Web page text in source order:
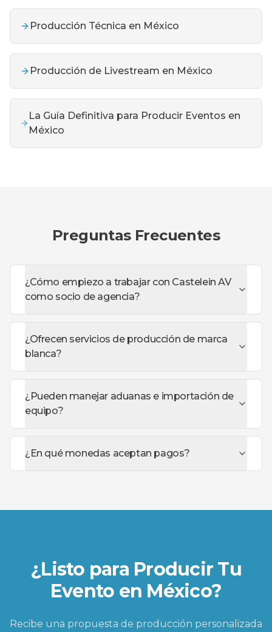
Producción Técnica en México
Producción de Livestream en México
La Guía Definitiva para Producir Eventos en
México
Preguntas Frecuentes
¿Cómo empiezo a trabajar con Castelein AV
como socio de agencia?
¿Ofrecen servicios de producción de marca
blanca?
¿Pueden manejar aduanas e importación de
equipo?
¿En qué monedas aceptan pagos?
¿Listo para Producir Tu
Evento en México?
Recibe una propuesta de producción personalizada